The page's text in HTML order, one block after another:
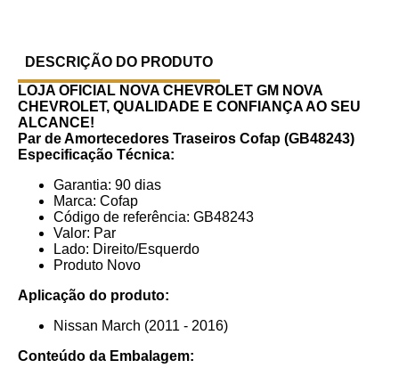
DESCRIÇÃO DO PRODUTO
LOJA OFICIAL NOVA CHEVROLET GM NOVA
CHEVROLET, QUALIDADE E CONFIANÇA AO SEU
ALCANCE!
Par de Amortecedores Traseiros Cofap (GB48243)
Especificação Técnica:
Garantia: 90 dias
Marca: Cofap
Código de referência: GB48243
Valor: Par
Lado: Direito/Esquerdo
Produto Novo
Aplicação do produto:
Nissan March (2011 - 2016)
Conteúdo da Embalagem: